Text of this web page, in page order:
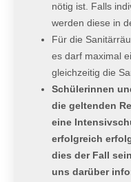
nötig ist. Falls
werden diese in
Für die
es darf maximal
gleichzeitig die
Schülerinnen
die geltenden
eine
erfolgreich
dies der Fall
uns darüber